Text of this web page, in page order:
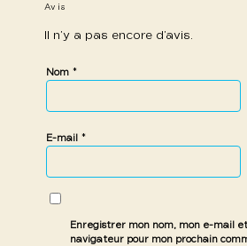
Avis
Il n’y a pas encore d’avis.
Nom *
E-mail *
Enregistrer mon nom, mon e-mail
navigateur pour mon prochain